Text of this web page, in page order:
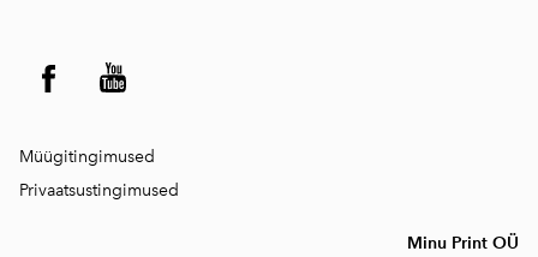
Müügitingimused
Privaatsustingimused
Minu Print OÜ